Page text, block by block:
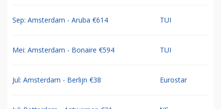
Sep: Amsterdam - Aruba €614 TUI
Mei: Amsterdam - Bonaire €594 TUI
Jul: Amsterdam - Berlijn €38 Eurostar